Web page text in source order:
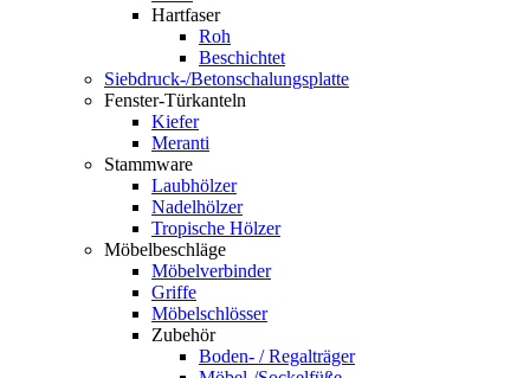
Hartfaser
Roh
Beschichtet
Siebdruck-/Betonschalungsplatte
Fenster-Türkanteln
Kiefer
Meranti
Stammware
Laubhölzer
Nadelhölzer
Tropische Hölzer
Möbelbeschläge
Möbelverbinder
Griffe
Möbelschlösser
Zubehör
Boden- / Regalträger